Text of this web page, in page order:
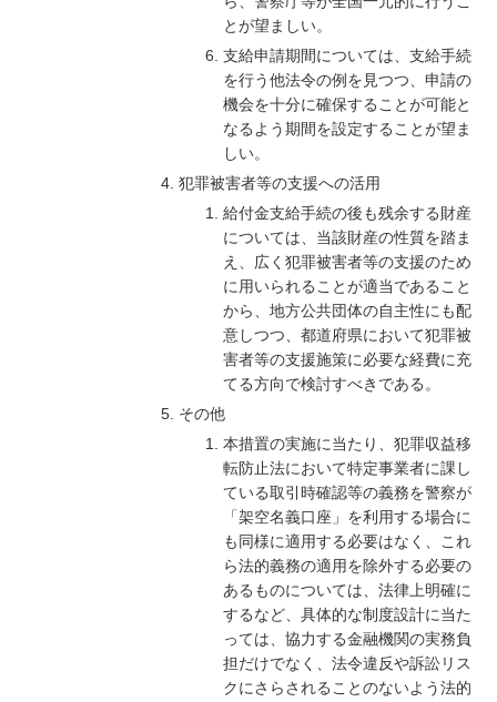
とが望ましい。
支給申請期間については、支給手続
を行う他法令の例を見つつ、申請の
機会を十分に確保することが可能と
なるよう期間を設定することが望ま
しい。
犯罪被害者等の支援への活用
給付金支給手続の後も残余する財産
については、当該財産の性質を踏ま
え、広く犯罪被害者等の支援のため
に用いられることが適当であること
から、地方公共団体の自主性にも配
意しつつ、都道府県において犯罪被
害者等の支援施策に必要な経費に充
てる方向で検討すべきである。
その他
本措置の実施に当たり、犯罪収益移
転防止法において特定事業者に課し
ている取引時確認等の義務を警察が
「架空名義口座」を利用する場合に
も同様に適用する必要はなく、これ
ら法的義務の適用を除外する必要の
あるものについては、法律上明確に
するなど、具体的な制度設計に当た
っては、協力する金融機関の実務負
担だけでなく、法令違反や訴訟リス
クにさらされることのないよう法的